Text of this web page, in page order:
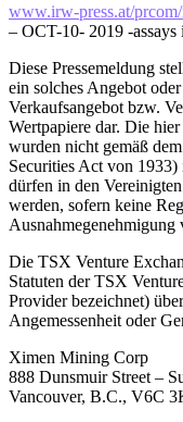
www.irw-press.at/
– OCT-10- 2019 -
Diese Pressemeldung
ein solches Angebot
Verkaufsangebot bzw.
Wertpapiere dar. Die
wurden nicht gemäß
Securities Act von 1933)
dürfen in den
werden, sofern keine
Die TSX Venture
Statuten der TSX
Provider bezeichnet)
Angemessenheit oder
Ximen Mining Corp
888 Dunsmuir Street –
Vancouver, B.C., V6C